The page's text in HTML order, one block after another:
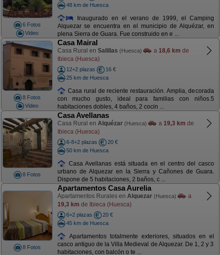
6 Fotos
Video
48 km de Huesca
Inaugurado en el verano de 1999, el Camping
Alquezar se encuentra en el municipio de Alquézar, en
plena Sierra de Guara. Fue construido en e ...
8 Fotos
Video
Casa Mairal
Casa Rural en Salillas (Huesca) a 18,6 km de
Ibieca (Huesca)
12+2 plazas
16 €
25 km de Huesca
Casa rural de reciente restauración. Amplia, decorada
con mucho gusto, ideal para familias con niños.5
habitaciones dobles, 4 baños, 2 cocin ...
8 Fotos
Casa Avellanas
Casa Rural en Alquézar (Huesca) a 19,3 km de
Ibieca (Huesca)
6-8+2 plazas
20 €
50 km de Huesca
Casa Avellanas está situada en el centro del casco
urbano de Alquezar en la Sierra y Cañones de Guara.
Dispone de 5 habitaciones, 2 baños, c ...
8 Fotos
Apartamentos Casa Aurelia
Apartamentos Rurales en Alquezar (Huesca)
a
19,3 km de Ibieca (Huesca)
6+2 plazas
20 €
45 km de Huesca
Apartamentos totalmente exteriores, situados en el
casco antiguo de la Villa Medieval de Alquezar. De 1, 2 y 3
habitaciones, con balcón o te ...